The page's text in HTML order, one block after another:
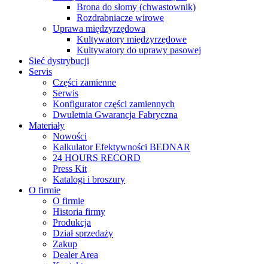
Brona do słomy (chwastownik)
Rozdrabniacze wirowe
Uprawa międzyrzędowa
Kultywatory międzyrzędowe
Kultywatory do uprawy pasowej
Sieć dystrybucji
Servis
Części zamienne
Serwis
Konfigurator części zamiennych
Dwuletnia Gwarancja Fabryczna
Materiały
Nowości
Kalkulator Efektywności BEDNAR
24 HOURS RECORD
Press Kit
Katalogi i broszury
O firmie
O firmie
Historia firmy
Produkcja
Dział sprzedaży
Zakup
Dealer Area